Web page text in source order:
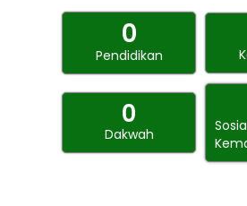
Pendidikan
0
Dakwah
0